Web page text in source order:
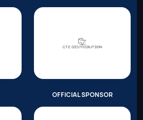
OFFICIAL SPONSOR